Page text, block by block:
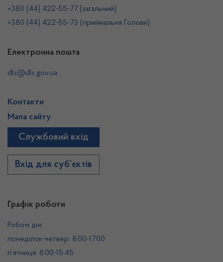
Графік роботи
Робочі дні:
понеділок-четвер: 8.00-17.00
п’ятниця: 8.00-15.45
+380 (44) 422-55-77 (загальний)
+380 (44) 422-55-73 (приймальня Голови)
Електронна пошта
dls@dls.gov.ua
Контакти
Мапа сайту
Службовий вхід
Вхід для суб’єктів